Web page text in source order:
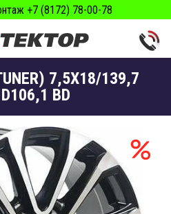
+7 (8172) 78-00-78
7,5X18/139,7
BD